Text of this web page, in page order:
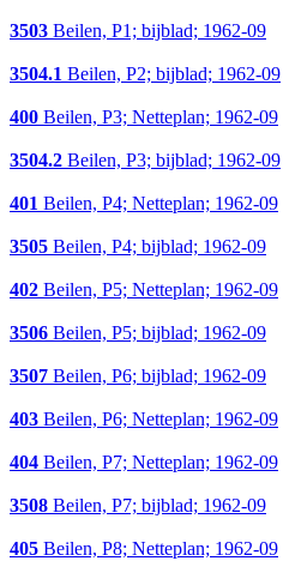
3503 Beilen, P1; bijblad; 1962-09
3504.1 Beilen, P2; bijblad; 1962-09
400 Beilen, P3; Netteplan; 1962-09
3504.2 Beilen, P3; bijblad; 1962-09
401 Beilen, P4; Netteplan; 1962-09
3505 Beilen, P4; bijblad; 1962-09
402 Beilen, P5; Netteplan; 1962-09
3506 Beilen, P5; bijblad; 1962-09
3507 Beilen, P6; bijblad; 1962-09
403 Beilen, P6; Netteplan; 1962-09
404 Beilen, P7; Netteplan; 1962-09
3508 Beilen, P7; bijblad; 1962-09
405 Beilen, P8; Netteplan; 1962-09